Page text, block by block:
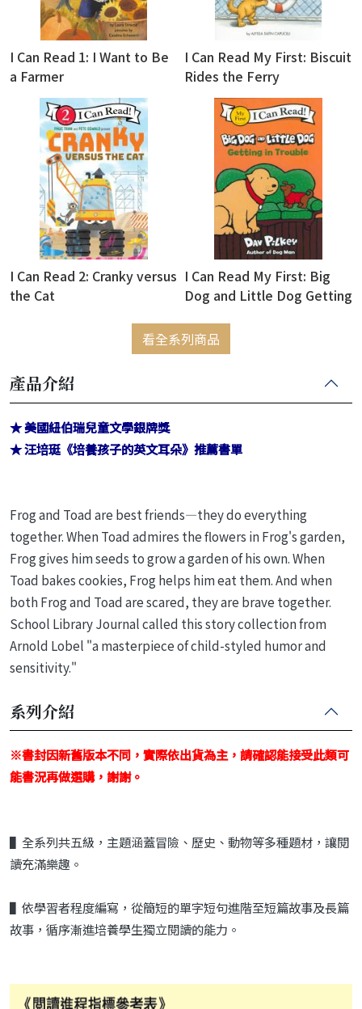
I Can Read 1: I Want to Be
a Farmer
I Can Read My First: Biscuit
Rides the Ferry
I Can Read 2: Cranky versus
the Cat
I Can Read My First: Big
Dog and Little Dog Getting
看全系列商品
產品介紹
★ 美國紐伯瑞兒童文學銀牌獎
★ 汪培珽《培養孩子的英文耳朵》推薦書單
Frog and Toad are best friends—they do everything
together. When Toad admires the flowers in Frog's garden,
Frog gives him seeds to grow a garden of his own. When
Toad bakes cookies, Frog helps him eat them. And when
both Frog and Toad are scared, they are brave together.
School Library Journal called this story collection from
Arnold Lobel "a masterpiece of child-styled humor and
sensitivity."
系列介紹
※書封因新舊版本不同，實際依出貨為主，請確認能接受此類可
能書況再做選購，謝謝。
▌全系列共五級，主題涵蓋冒險、歷史、動物等多種題材，讓閱
讀充滿樂趣。
▌依學習者程度編寫，從簡短的單字短句進階至短篇故事及長篇
故事，循序漸進培養學生獨立閱讀的能力。